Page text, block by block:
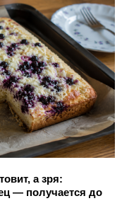
а зря:
— получается до